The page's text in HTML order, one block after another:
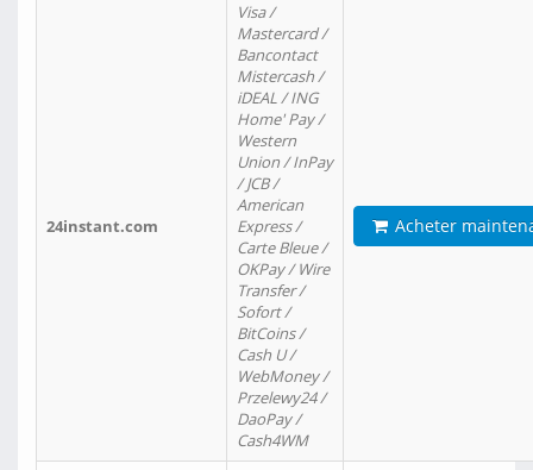
24instant.com
Visa /
Mastercard /
Bancontact
Mistercash /
iDEAL / ING
Home' Pay /
Western
Union / InPay
/ JCB /
American
Express /
Carte Bleue /
OKPay / Wire
Transfer /
Sofort /
BitCoins /
Cash U /
WebMoney /
Przelewy24 /
DaoPay /
Cash4WM
Acheter